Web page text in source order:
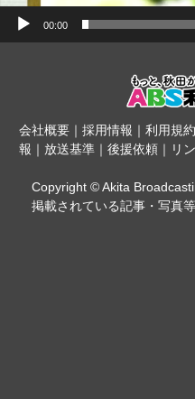
00:00
会社概要｜ 採用情報 ｜ 利用規約
報 ｜ 放送基準 ｜ 後援依頼 ｜ リ
Copyright © Akita
掲載されている記事・写真